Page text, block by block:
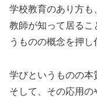
学校教育のあり方も
教師が知って居るこ
うものの概念を押し
学びというものの本
そして、その応用